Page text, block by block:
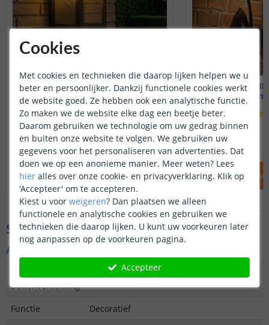
Solar wandlamp Cube
Warm wit licht
(65 reviews)
OP VOORRAAD 69,95
IN WINKELWAGEN
Solar
Warm
OP VOORRAAD
IN
Specificaties
Algemene kenmerken
Type
buitenverlichting
Wandlamp
Functie
Decoratief
Cookies
Met cookies en technieken die daarop lijken helpen we u
beter en persoonlijker. Dankzij functionele cookies werkt
de website goed. Ze hebben ook een analytische functie.
Zo maken we de website elke dag een beetje beter.
Daarom gebruiken we technologie om uw gedrag binnen
en buiten onze website te volgen. We gebruiken uw
gegevens voor het personaliseren van advertenties. Dat
doen we op een anonieme manier. Meer weten? Lees
hier alles over onze cookie- en privacyverklaring. Klik op
'Accepteer' om te accepteren.
Kiest u voor weigeren? Dan plaatsen we alleen
functionele en analytische cookies en gebruiken we
technieken die daarop lijken. U kunt uw voorkeuren later
nog aanpassen op de voorkeuren pagina.
Accepteer